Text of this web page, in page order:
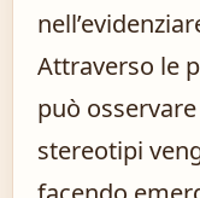
Attraverso le
può
stereotipi